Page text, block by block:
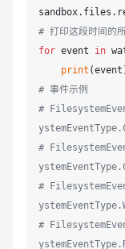
# 打印这段时间的
for event in
print
# 事件示例
#
#
#
#